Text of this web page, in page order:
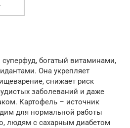
богатый витаминами,
Она укрепляет
снижает риск
заболеваний и даже
Картофель – источник
для нормальной работы
людям с сахарным диабетом